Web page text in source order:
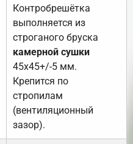
Контробрешётка
выполняется из
строганого бруска
камерной сушки
45х45+/-5 мм.
Крепится по
стропилам
(вентиляционный
зазор).